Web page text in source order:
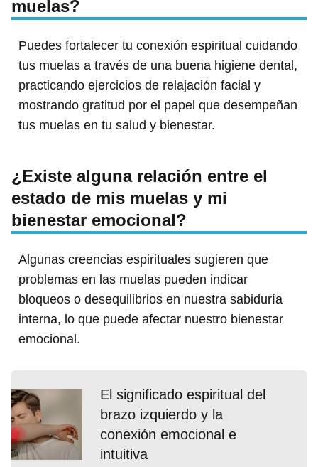
muelas?
Puedes fortalecer tu conexión espiritual cuidando
tus muelas a través de una buena higiene dental,
practicando ejercicios de relajación facial y
mostrando gratitud por el papel que desempeñan
tus muelas en tu salud y bienestar.
¿Existe alguna relación entre el
estado de mis muelas y mi
bienestar emocional?
Algunas creencias espirituales sugieren que
problemas en las muelas pueden indicar
bloqueos o desequilibrios en nuestra sabiduría
interna, lo que puede afectar nuestro bienestar
emocional.
El significado espiritual del
brazo izquierdo y la
conexión emocional e
intuitiva